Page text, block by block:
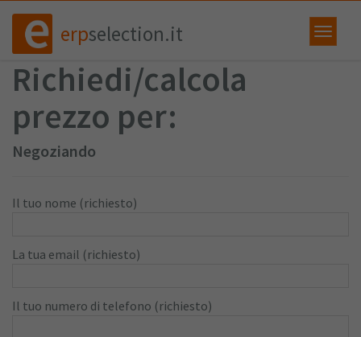
erpselection.it
Richiedi/calcola
prezzo per:
Negoziando
Il tuo nome (richiesto)
La tua email (richiesto)
Il tuo numero di telefono (richiesto)